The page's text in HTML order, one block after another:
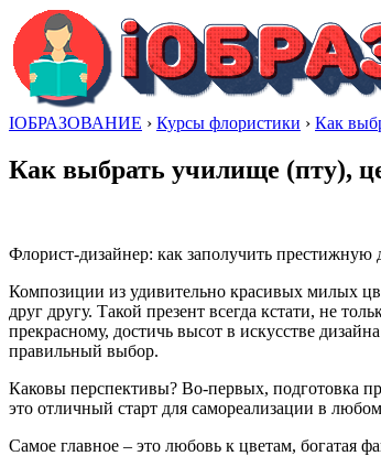
IОБРАЗОВАНИЕ › Курсы флористики › Как
Как выбрать училище (пту),
Флорист-дизайнер: как заполучить престижную
Композиции из удивительно красивых милых
друг другу. Такой презент всегда кстати, не
прекрасному, достичь высот в искусстве
правильный выбор.
Каковы перспективы? Во-первых, подготовка
это отличный старт для самореализации в
Самое главное – это любовь к цветам, богатая